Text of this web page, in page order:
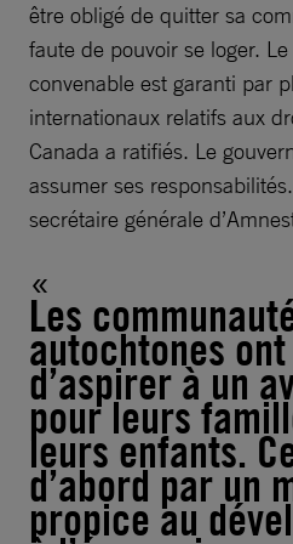
être obligé de quitter sa
faute de pouvoir se loger.
convenable est garanti par
internationaux relatifs aux
Canada a ratifiés. Le
assumer ses
secrétaire générale
Les
autochtones
d’aspirer à un
pour leurs
leurs enfants.
d’abord par un
propice au